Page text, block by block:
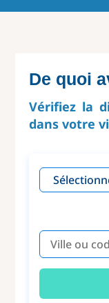
De quoi
Vérifiez la
dans votre